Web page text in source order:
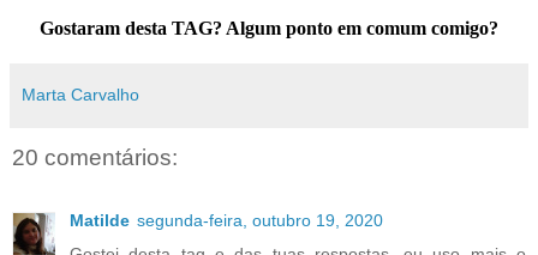
Gostaram desta TAG? Algum ponto em comum comigo?
Marta Carvalho
20 comentários:
Matilde segunda-feira, outubro 19, 2020